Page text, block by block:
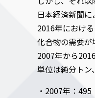
日本経済新聞に
2016年におけ
化合物の需要が
2007年から
単位は純分トン
・2007年：495